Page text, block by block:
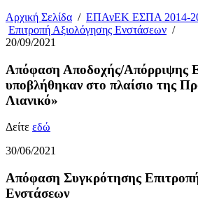
Αρχική Σελίδα / ΕΠΑνΕΚ ΕΣΠΑ 2014-
Επιτροπή Αξιολόγησης Ενστάσεων /
20/09/2021
Απόφαση Αποδοχής/Απόρριψης
υποβλήθηκαν στο πλαίσιο της
Λιανικό»
Δείτε εδώ
30/06/2021
Απόφαση Συγκρότησης
Ενστάσεων